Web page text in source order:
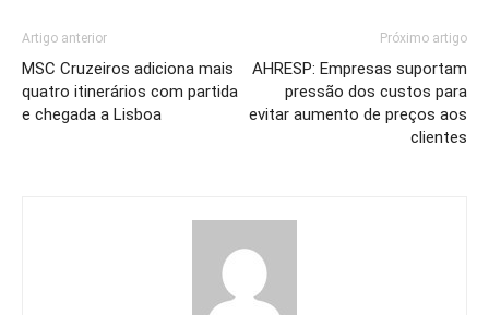
Artigo anterior
MSC Cruzeiros adiciona mais
quatro itinerários com partida
e chegada a Lisboa
Próximo artigo
AHRESP: Empresas suportam
pressão dos custos para
evitar aumento de preços aos
clientes